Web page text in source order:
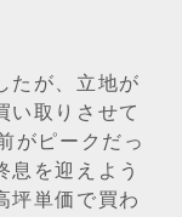
たが、立地が
い取りさせて
がピークだっ
息を迎えよう
坪単価で買わ